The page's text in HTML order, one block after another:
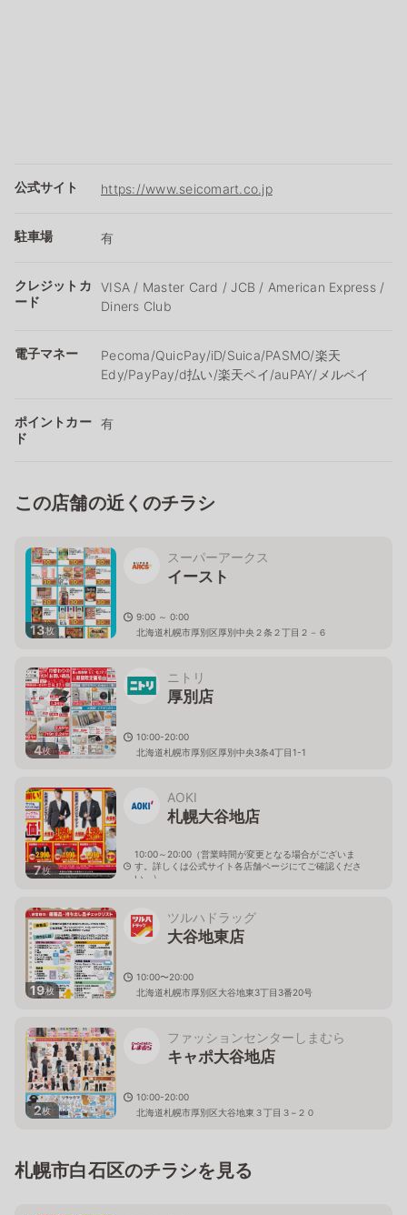
公式サイト https://www.seicomart.co.jp
駐車場 有
クレジットカ
ード
VISA / Master Card / JCB / American Express /
Diners Club
電子マネー
Pecoma/QuicPay/iD/Suica/PASMO/楽天
Edy/PayPay/d払い/楽天ペイ/auPAY/メルペイ
ポイントカー
ド
有
この店舗の近くのチラシ
13枚
スーパーアークス
イースト
9:00 ～ 0:00
北海道札幌市厚別区厚別中央２条２丁目２－６
4枚
ニトリ
厚別店
10:00-20:00
北海道札幌市厚別区厚別中央3条4丁目1-1
7枚
AOKI
札幌大谷地店
10:00～20:00（営業時間が変更となる場合がございま
す。詳しくは公式サイト各店舗ページにてご確認くださ
い。）
19枚
ツルハドラッグ
大谷地東店
10:00〜20:00
北海道札幌市厚別区大谷地東3丁目3番20号
2枚
ファッションセンターしまむら
キャポ大谷地店
10:00-20:00
北海道札幌市厚別区大谷地東３丁目３−２０
札幌市白石区のチラシを見る